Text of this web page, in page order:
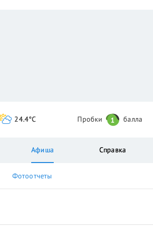
24.4°C Пробки 1 балла
Афиша Справка
Фотоотчеты